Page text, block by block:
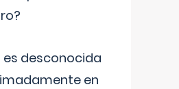
es desconocida
en